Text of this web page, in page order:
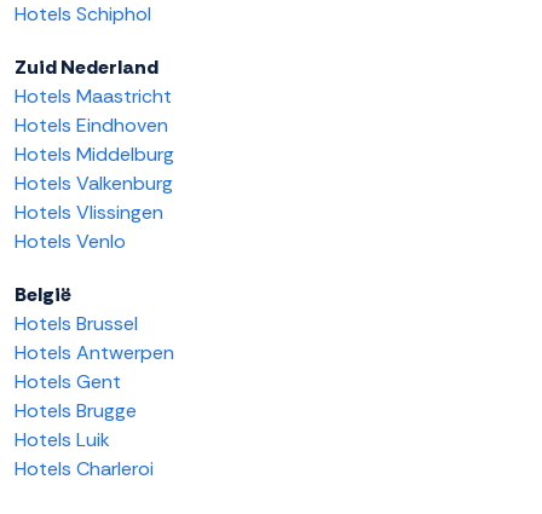
Hotels Schiphol
Zuid Nederland
Hotels Maastricht
Hotels Eindhoven
Hotels Middelburg
Hotels Valkenburg
Hotels Vlissingen
Hotels Venlo
België
Hotels Brussel
Hotels Antwerpen
Hotels Gent
Hotels Brugge
Hotels Luik
Hotels Charleroi